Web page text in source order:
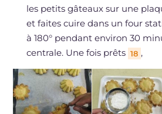
les petits gâteaux sur une
et faites cuire dans un four
à 180° pendant environ 30
centrale. Une fois prêts 18 ,